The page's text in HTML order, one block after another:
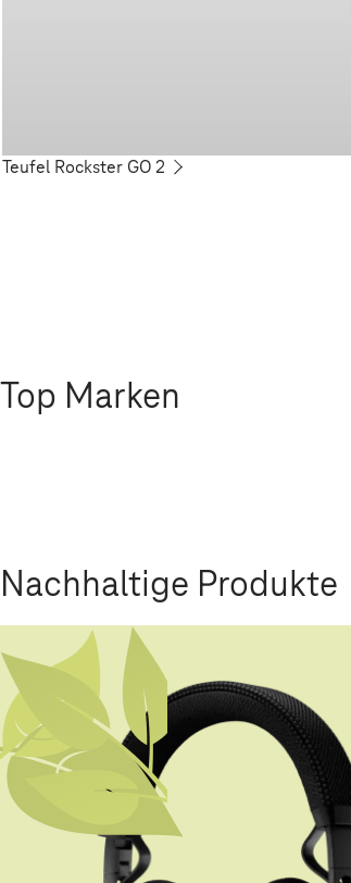
Teufel Rockster GO 2
Top Marken
Nachhaltige Produkte